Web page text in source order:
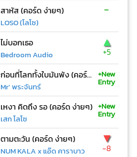
สาหัส (คอร์ด ง่ายๆ)
LOSO (โลโซ)
-
ไม่บอกเธอ
Bedroom Audio
▲
+5
ก่อนที่โลกทั้งใบมันพัง (คอร์ด ง่ายๆ)
Mr’ พระจันทร์
+New
Entry
เหงา คิดถึง รอ (คอร์ด ง่ายๆ)
เสก โลโซ
+New
Entry
ตามตะวัน (คอร์ด ง่ายๆ)
NUM KALA x แอ๊ด คาราบาว
▼
-8